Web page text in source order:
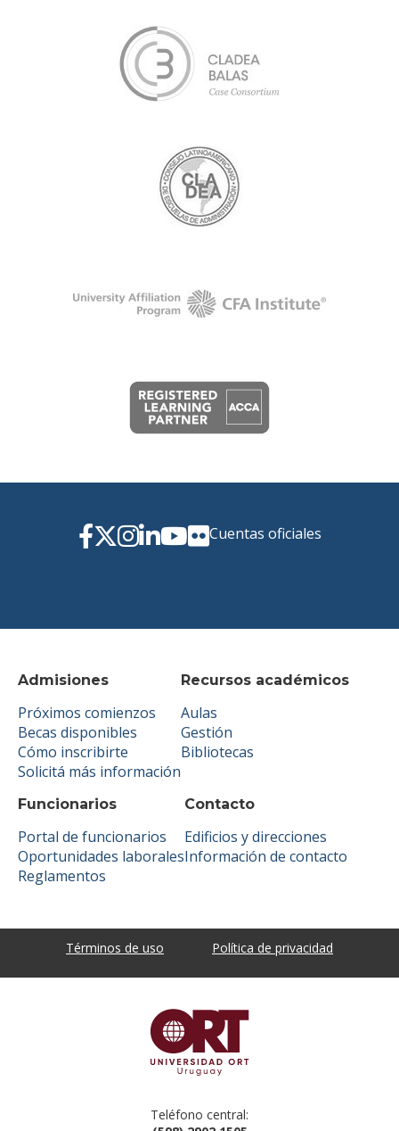
Admisiones
Próximos comienzos
Becas disponibles
Cómo inscribirte
Solicitá más información
Recursos académicos
Aulas
Gestión
Bibliotecas
Funcionarios
Portal de funcionarios
Oportunidades laborales
Reglamentos
Contacto
Edificios y direcciones
Información de contacto
Cuentas oficiales
Términos de uso Política de privacidad
Teléfono central: